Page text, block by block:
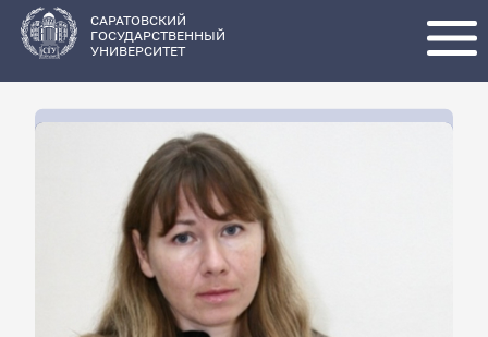
основному
содержанию
САРАТОВСКИЙ
ГОСУДАРСТВЕННЫЙ
УНИВЕРСИТЕТ